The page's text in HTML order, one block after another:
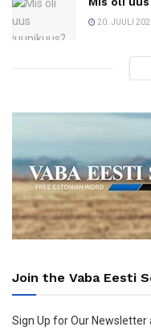
20. JUULI
Join the Vaba Eesti
Sign Up for Our